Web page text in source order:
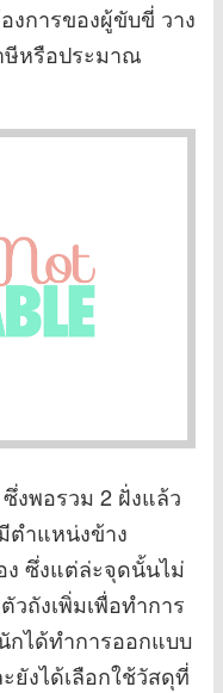
งการของผู้ขับขี่ วาง
ษีหรือประมาณ
งพอรวม 2 ฝั่งแล้ว
ตำแหน่งข้าง
ง ซึ่งแต่ล่ะจุดนั้นไม่
วถังเพิ่มเพื่อทำการ
กได้ทำการออกแบบ
ยังได้เลือกใช้วัสดุที่